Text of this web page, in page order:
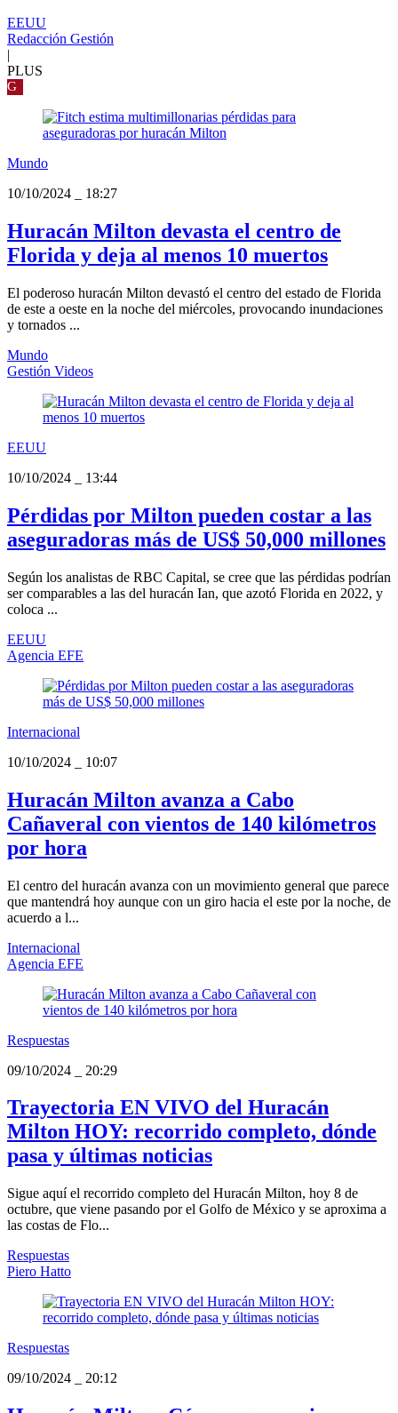
EEUU
Redacción Gestión
|
PLUS
G
Mundo
10/10/2024
18:27
Huracán Milton devasta el centro de
Florida y deja al menos 10 muertos
El poderoso huracán Milton devastó el centro del estado de Florida
de este a oeste en la noche del miércoles, provocando inundaciones
y tornados ...
Mundo
Gestión Videos
EEUU
10/10/2024
13:44
Pérdidas por Milton pueden costar a las
aseguradoras más de US$ 50,000 millones
Según los analistas de RBC Capital, se cree que las pérdidas podrían
ser comparables a las del huracán Ian, que azotó Florida en 2022, y
coloca ...
EEUU
Agencia EFE
Internacional
10/10/2024
10:07
Huracán Milton avanza a Cabo
Cañaveral con vientos de 140 kilómetros
por hora
El centro del huracán avanza con un movimiento general que parece
que mantendrá hoy aunque con un giro hacia el este por la noche, de
acuerdo a l...
Internacional
Agencia EFE
Respuestas
09/10/2024
20:29
Trayectoria EN VIVO del Huracán
Milton HOY: recorrido completo, dónde
pasa y últimas noticias
Sigue aquí el recorrido completo del Huracán Milton, hoy 8 de
octubre, que viene pasando por el Golfo de México y se aproxima a
las costas de Flo...
Respuestas
Piero Hatto
Respuestas
09/10/2024
20:12